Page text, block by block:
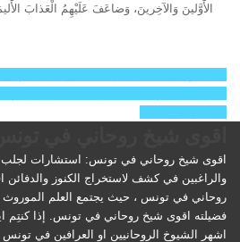
الأَْوَّلينَ وَالآخِرينَ، وَضاعَفَ عَلَيْهِمُ الْعَذابَ
اقوى شيخ روحاني في تونس: استشارات لجلب
والراغبين في كشف لاستخراج الكنوز
روحاني في تونس ، حيث يجتمع العلم الموروث
فضيلته اقوى شيخ روحاني في تونس. إذا كنتِم
اشهر الشيوخ الروحانيين او العرافين في